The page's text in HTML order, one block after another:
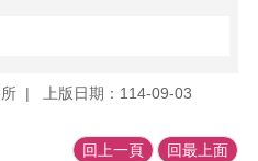
上版日期：114-09-03
回上一頁 回最上面